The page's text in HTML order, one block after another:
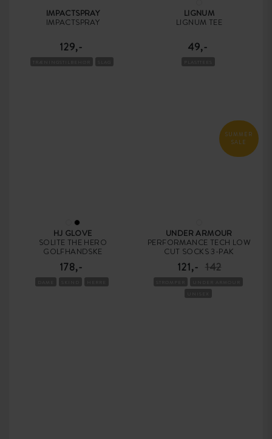
IMPACTSPRAY
IMPACTSPRAY
129,-
LIGNUM
LIGNUM TEE
49,-
HJ GLOVE
SOLITE THE HERO
GOLFHANDSKE
178,-
SUMMER
SALE
UNDER ARMOUR
PERFORMANCE TECH LOW
CUT SOCKS 3-PAK
121,- 142